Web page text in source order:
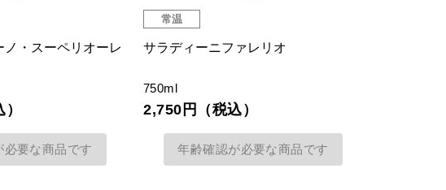
ノ・スーペリオーレ
必要な商品です
常温
サラディーニファレリオ
750ml
2,750円（税込）
年齢確認が必要な商品です